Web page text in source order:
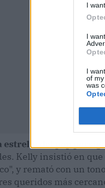
I
I
I
of
was
estrella del pop
Kelly insistió en
y remató con un
queridos más